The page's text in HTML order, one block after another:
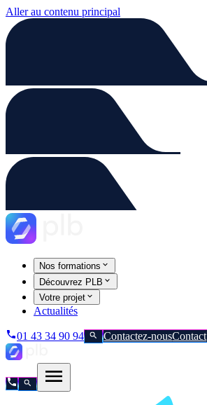
Aller au contenu principal
Nos formations
Découvrez PLB
Votre projet
Actualités
01 43 34 90 94 Contactez-nousContact